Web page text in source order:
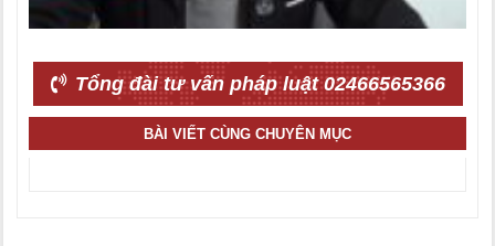
Tổng đài tư vấn pháp luật 02466565366
BÀI VIẾT CÙNG CHUYÊN MỤC